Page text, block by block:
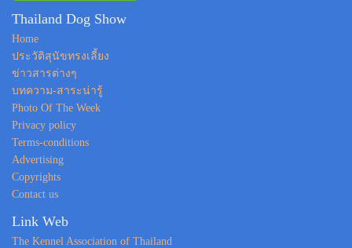
Thailand Dog Show
Home
ประวัติสุนัขทรงเลี้ยง
ข่าวสารต่างๆ
บทความ-สาระน่ารู้
Photo Of The Week
Privacy policy
Terms-conditions
Advertising
Copyrights
Contact us
Link Web
The Kennel Association of Thailand